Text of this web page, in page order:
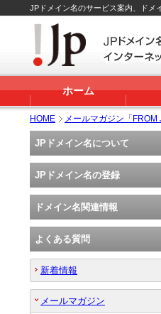
JPドメイン名のサービス案内、ドメ
ホーム
HOME メールマガジン「FROM
JPドメイン名について
JPドメイン名の登録
ドメイン名関連情報
よくある質問
新着情報
メールマガジン